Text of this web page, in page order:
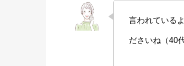
言われている
ださいね（40